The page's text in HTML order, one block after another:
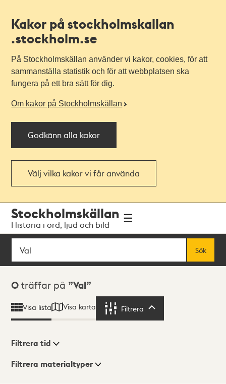
Kakor på stockholmskallan
.stockholm.se
På Stockholmskällan använder vi kakor, cookies, för att
sammanställa statistik och för att webbplatsen ska
fungera på ett bra sätt för dig.
Om kakor på Stockholmskällan
Godkänn alla kakor
Välj vilka kakor vi får använda
navigationen
huvudinnehållet
Stockholmskällan
Historia i ord, ljud och bild
Sök
Sök
Sökresultat
0 träffar på Val
Visa lista Visa karta Filtrera
Visningsläge
Filtrera tid
Filtrera materialtyper